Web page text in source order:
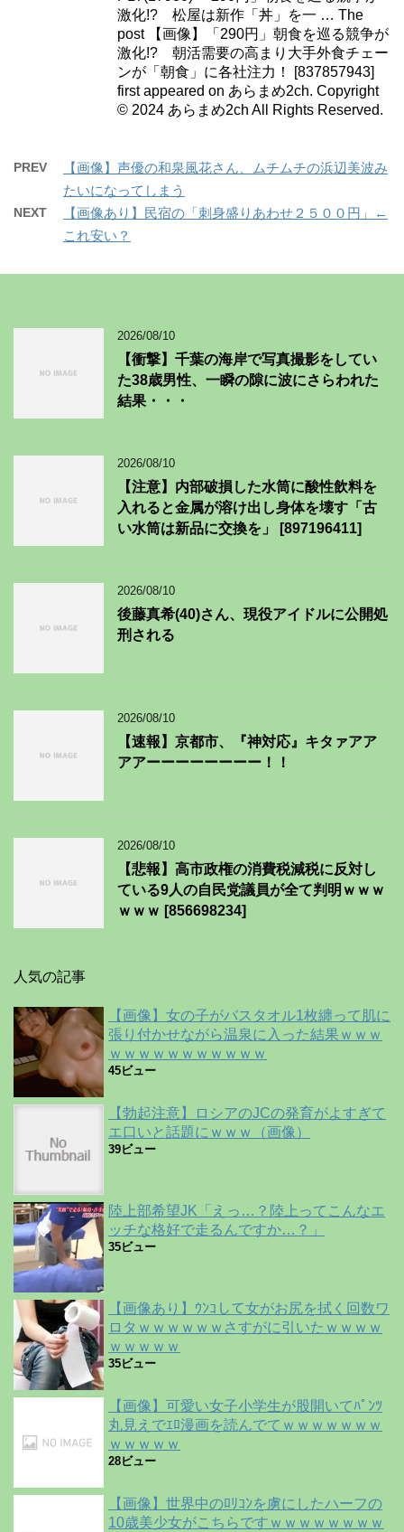
激化!? 松屋は新作「丼」を一 … The
post 【画像】「290円」朝食を巡る競争が
激化!? 朝活需要の高まり大手外食チェー
ンが「朝食」に各社注力！ [837857943]
first appeared on あらまめ2ch. Copyright
© 2024 あらまめ2ch All Rights Reserved.
PREV
【画像】声優の和泉風花さん、ムチムチの浜辺美波み
たいになってしまう
NEXT
【画像あり】民宿の「刺身盛りあわせ２５００円」←
これ安い？
2026/08/10
【衝撃】千葉の海岸で写真撮影をしてい
た38歳男性、一瞬の隙に波にさらわれた
結果・・・
2026/08/10
【注意】内部破損した水筒に酸性飲料を
入れると金属が溶け出し身体を壊す「古
い水筒は新品に交換を」 [897196411]
2026/08/10
後藤真希(40)さん、現役アイドルに公開処
刑される
2026/08/10
【速報】京都市、『神対応』キタァアア
アアーーーーーーーー！！
2026/08/10
【悲報】高市政権の消費税減税に反対し
ている9人の自民党議員が全て判明ｗｗｗ
ｗｗｗ [856698234]
人気の記事
【画像】女の子がバスタオル1枚纏って肌に
張り付かせながら温泉に入った結果ｗｗｗ
ｗｗｗｗｗｗｗｗｗｗｗ
45ビュー
【勃起注意】ロシアのJCの発育がよすぎて
エ口いと話題にｗｗｗ（画像）
39ビュー
陸上部希望JK「えっ…？陸上ってこんなエ
ッチな格好で走るんですか…？」
35ビュー
【画像あり】ｳﾝｺして女がお尻を拭く回数ワ
ロタｗｗｗｗｗｗさすがに引いたｗｗｗｗ
ｗｗｗｗｗ
35ビュー
【画像】可愛い女子小学生が股開いてﾊﾟﾝﾂ
丸見えでｴﾛ漫画を読んでてｗｗｗｗｗｗｗ
ｗｗｗｗｗ
28ビュー
【画像】世界中のﾛﾘｺﾝを虜にしたハーフの
10歳美少女がこちらですｗｗｗｗｗｗｗｗ